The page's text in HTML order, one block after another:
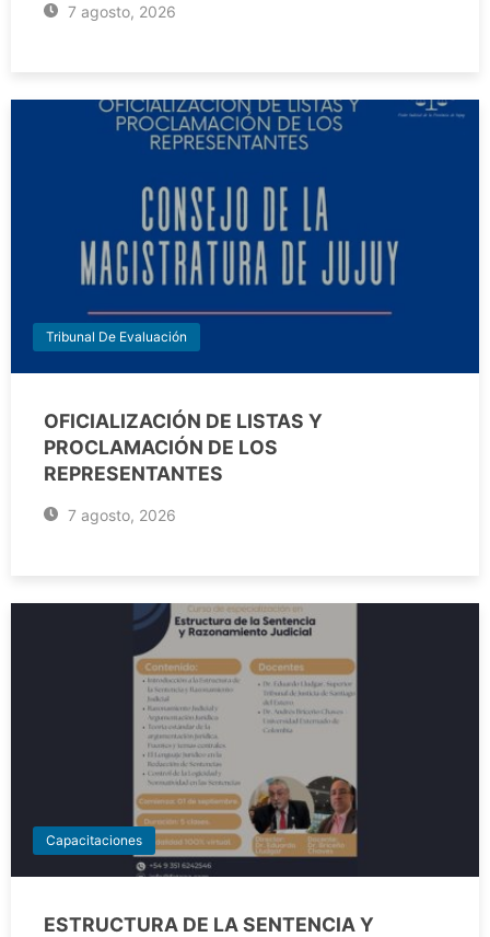
7 agosto, 2026
Tribunal De Evaluación
OFICIALIZACIÓN DE LISTAS Y
PROCLAMACIÓN DE LOS
REPRESENTANTES
7 agosto, 2026
Capacitaciones
ESTRUCTURA DE LA SENTENCIA Y